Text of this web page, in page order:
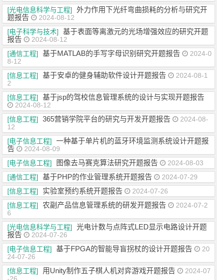
[光电信息科学与工程]
外力作用下光纤弯曲损耗的分析与研究开
题报告
2024-08-12
[电子科学与技术]
基于表面等离激元的光场增强效应的研究开题
报告
2024-08-12
[通信工程]
基于MATLAB的手写字母识别研究开题报告
2024-0
8-12
[信息工程]
基于安卓的健身辅助软件设计开题报告
2024-08-1
2
[信息工程]
基于jsp的驾校信息管理系统的设计与实现开题报告
2024-08-12
[信息工程]
365营销学院平台的研究与开发开题报告
2024-08-
12
[电子信息工程]
一种基于单片机的蓝牙环境监测系统设计开题报
告
2024-08-09
[电子信息工程]
图像去马赛克算法研究开题报告
2024-08-03
[通信工程]
基于PHP的作业管理系统开题报告
2024-07-29
[信息工程]
实验室预约系统开题报告
2024-07-26
[信息工程]
农副产品信息管理系统的研发开题报告
2024-07-2
6
[光电信息科学与工程]
光电计数与点阵式LED显示电路设计开题
报告
2024-07-26
[电子信息工程]
基于FPGA的智能导盲拐杖的设计开题报告
20
24-07-26
[信息工程]
用Unity制作五子棋人机对弈游戏开题报告
2024-07